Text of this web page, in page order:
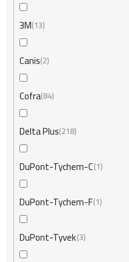
3M 13
Canis 2
Cofra 84
Delta Plus 218
DuPont-Tychem-C 1
DuPont-Tychem-F 1
DuPont-Tyvek 3